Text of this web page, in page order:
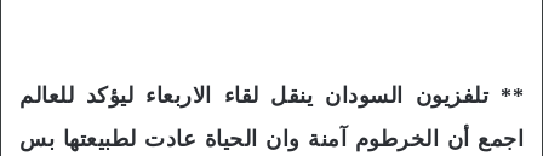
** تلفزيون السودان ينقل لقاء الاربعاء ليؤكد للعالم
اجمع أن الخرطوم آمنة وان الحياة عادت لطبيعتها بس